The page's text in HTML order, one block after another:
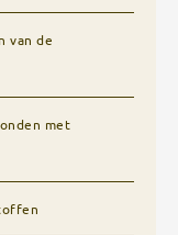
van de
met